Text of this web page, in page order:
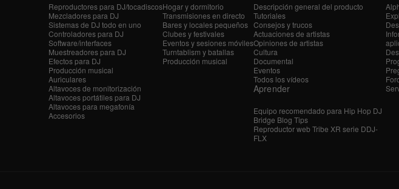
Reproductores para DJ/tocadiscos
Mezcladores para DJ
Sistemas de DJ todo en uno
Controladores para DJ
Software/interfaces
Muestreadores para DJ
Efectos para DJ
Producción musical
Auriculares
Altavoces de monitorización
Altavoces portátiles para DJ
Altavoces para megafonía
Accesorios
Hogar y dormitorio
Transmisiones en directo
Bares y locales pequeños
Clubes y festivales
Eventos y sesiones móviles
Turntablism y batallas
Producción musical
Descripción general del producto
Tutoriales
Consejos y trucos
Actuaciones de artistas
Opiniones de artistas
Cultura
Documental
Eventos
Todos los vídeos
Aprender
Equipo recomendado para Hip Hop DJ
Bridge Blog Tips
Reproductor web Tribe XR serie DDJ-
FLX